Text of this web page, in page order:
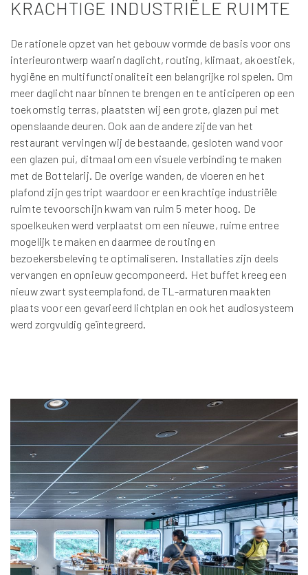
KRACHTIGE INDUSTRIËLE RUIMTE
De rationele opzet van het gebouw vormde de basis voor ons
interieurontwerp waarin daglicht, routing, klimaat, akoestiek,
hygiëne en multifunctionaliteit een belangrijke rol spelen. Om
meer daglicht naar binnen te brengen en te anticiperen op een
toekomstig terras, plaatsten wij een grote, glazen pui met
openslaande deuren. Ook aan de andere zijde van het
restaurant vervingen wij de bestaande, gesloten wand voor
een glazen pui, ditmaal om een visuele verbinding te maken
met de Bottelarij. De overige wanden, de vloeren en het
plafond zijn gestript waardoor er een krachtige industriële
ruimte tevoorschijn kwam van ruim 5 meter hoog. De
spoelkeuken werd verplaatst om een nieuwe, ruime entree
mogelijk te maken en daarmee de routing en
bezoekersbeleving te optimaliseren. Installaties zijn deels
vervangen en opnieuw gecomponeerd. Het buffet kreeg een
nieuw zwart systeemplafond, de TL-armaturen maakten
plaats voor een gevarieerd lichtplan en ook het audiosysteem
werd zorgvuldig geïntegreerd.